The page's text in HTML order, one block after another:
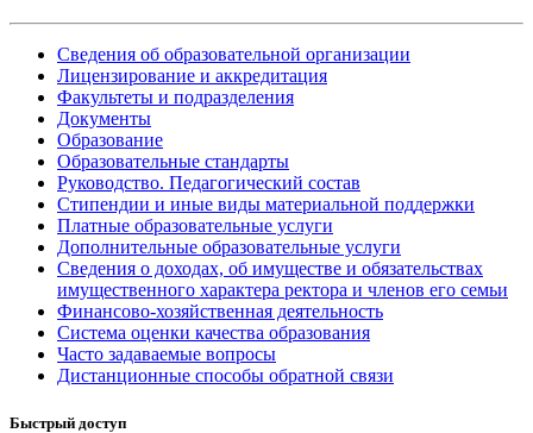
Сведения об образовательной организации
Лицензирование и аккредитация
Факультеты и подразделения
Документы
Образование
Образовательные стандарты
Руководство. Педагогический состав
Стипендии и иные виды материальной поддержки
Платные образовательные услуги
Дополнительные образовательные услуги
Сведения о доходах, об имуществе и обязательствах
имущественного характера ректора и членов его семьи
Финансово-хозяйственная деятельность
Система оценки качества образования
Часто задаваемые вопросы
Дистанционные способы обратной связи
Быстрый доступ